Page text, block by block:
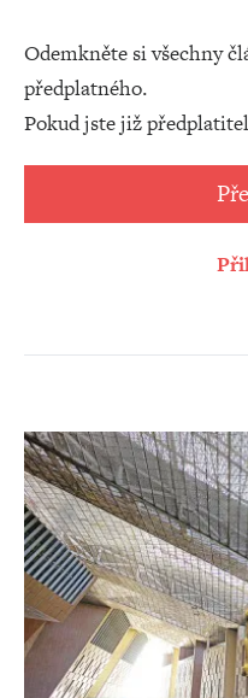
Odemkněte si všechny
předplatného.
Pokud jste již